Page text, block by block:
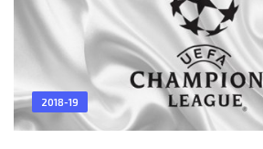
2018-19